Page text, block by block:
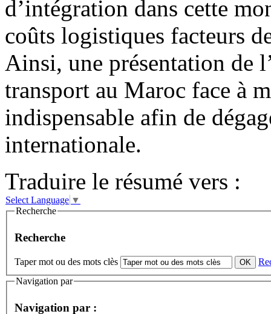
d’intégration dans cette
coûts logistiques facteurs
Ainsi, une présentation de
transport au Maroc face à
indispensable afin de
internationale.
Traduire le résumé vers :
Select Language ▼
Recherche
Recherche
Taper mot ou des mots clès
Navigation par
Navigation par :